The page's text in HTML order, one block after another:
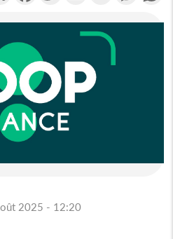
2025 - 12:20